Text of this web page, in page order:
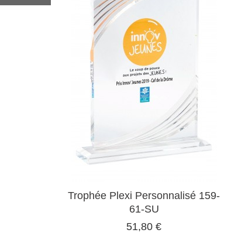
Trophée Plexi Personnalisé 159-
61-SU
51,80 €